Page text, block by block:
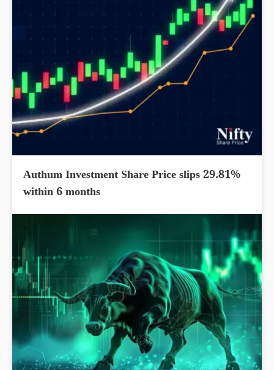
Authum Investment Share Price slips 29.81%
within 6 months